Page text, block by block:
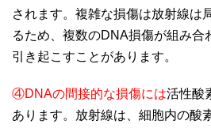
されます。複雑な損傷は放射線は
るため、複数のDNA損傷が組み合
引き起こすことがあります。
④DNAの間接的な損傷 には活性酸
あります。放射線は、細胞内の酸